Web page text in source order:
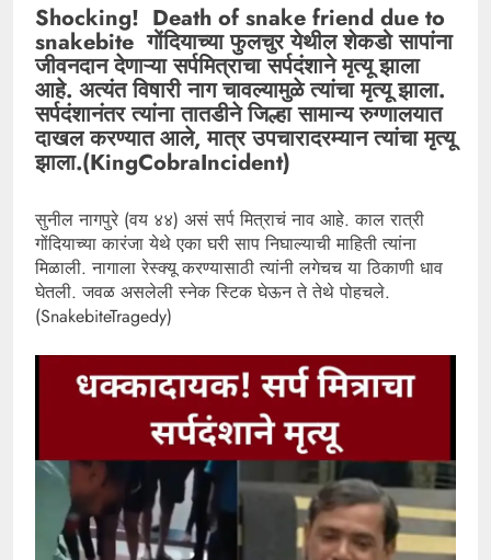
Shocking! Death of snake friend due to
snakebite गोंदियाच्या फुलचुर येथील शेकडो सापांना
जीवनदान देणाऱ्या सर्पमित्राचा सर्पदंशाने मृत्यू झाला
आहे. अत्यंत विषारी नाग चावल्यामुळे त्यांचा मृत्यू झाला.
सर्पदंशानंतर त्यांना तातडीने जिल्हा सामान्य रुग्णालयात
दाखल करण्यात आले, मात्र उपचारादरम्यान त्यांचा मृत्यू
झाला.(KingCobraIncident)
सुनील नागपुरे (वय ४४) असं सर्प मित्राचं नाव आहे. काल रात्री
गोंदियाच्या कारंजा येथे एका घरी साप निघाल्याची माहिती त्यांना
मिळाली. नागाला रेस्क्यू करण्यासाठी त्यांनी लगेचच या ठिकाणी धाव
घेतली. जवळ असलेली स्नेक स्टिक घेऊन ते तेथे पोहचले.
(SnakebiteTragedy)